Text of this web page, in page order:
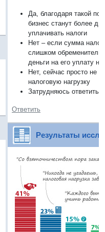
Да, благодаря такой
бизнес станут более
уплачивать налоги
Нет – если сумма
слишком
деньги на его уплату не
Нет, сейчас просто не
налоговую нагрузку
Затрудняюсь ответить
Ответить
Результаты